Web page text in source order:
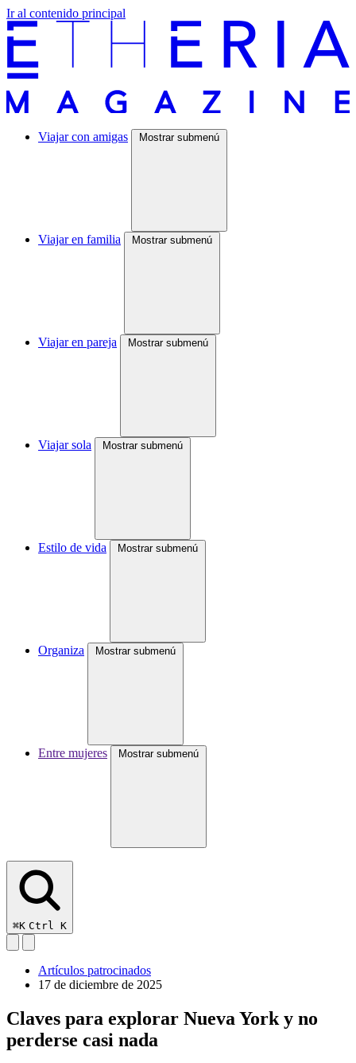
Ir al contenido principal
Viajar con amigas Mostrar submenú
Viajar en familia Mostrar submenú
Viajar en pareja Mostrar submenú
Viajar sola Mostrar submenú
Estilo de vida Mostrar submenú
Organiza Mostrar submenú
Entre mujeres Mostrar submenú
⌘K Ctrl K
Artículos patrocinados
17 de diciembre de 2025
Claves para explorar Nueva York y no
perderse casi nada